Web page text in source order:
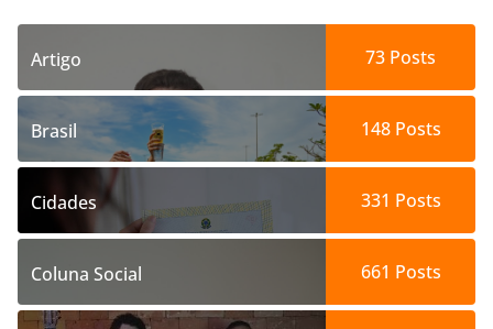
Artigo 73 Posts
Brasil 148Posts
Cidades 331 Posts
Coluna Social 661 Posts